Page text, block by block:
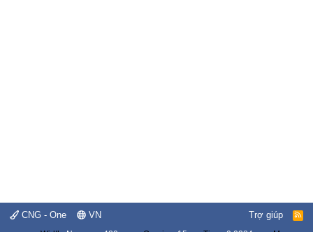
CNG - One VN Trợ giúp
R